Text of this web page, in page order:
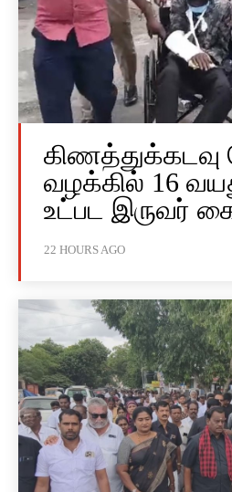
வழக்கில் 16
உட்பட இருவர்
22 HOURS AGO